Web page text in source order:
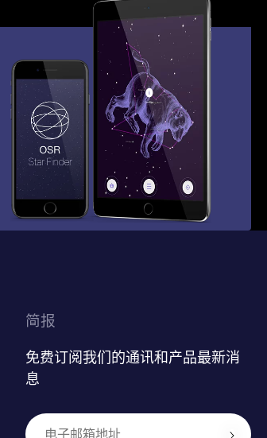
简报
免费订阅我们的通讯和产品最新消
息